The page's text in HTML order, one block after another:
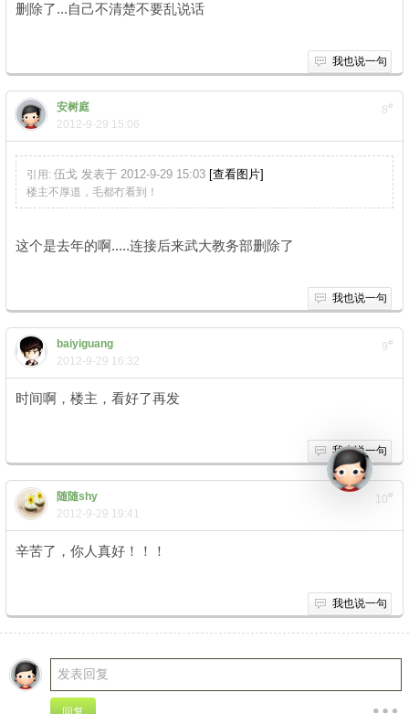
删除了...自己不清楚不要乱说话
我也说一句
8#
安树庭
2012-9-29 15:06
引用: 伍戈 发表于 2012-9-29 15:03 [查看图片]
楼主不厚道，毛都冇看到！
这个是去年的啊.....连接后来武大教务部删除了
我也说一句
9#
baiyiguang
2012-9-29 16:32
时间啊，楼主，看好了再发
我也说一句
10#
随随shy
2012-9-29 19:41
辛苦了，你人真好！！！
我也说一句